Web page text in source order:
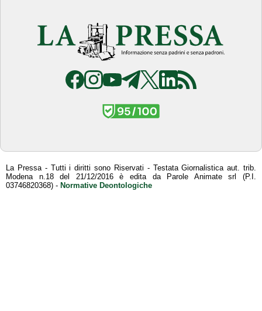
La Pressa - Tutti i diritti sono Riservati - Testata Giornalistica aut. trib.
Modena n.18 del 21/12/2016 è edita da Parole Animate srl (P.I.
03746820368) - Normative Deontologiche